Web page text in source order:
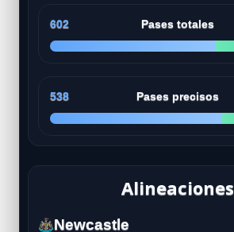
602 Pases totales
538 Pases precisos
Alineaciones
Newcastle